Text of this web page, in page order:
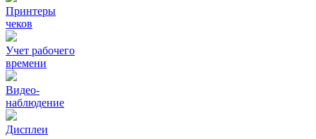
Принтеры
чеков
Учет рабочего
времени
Видео‑
наблюдение
Дисплеи